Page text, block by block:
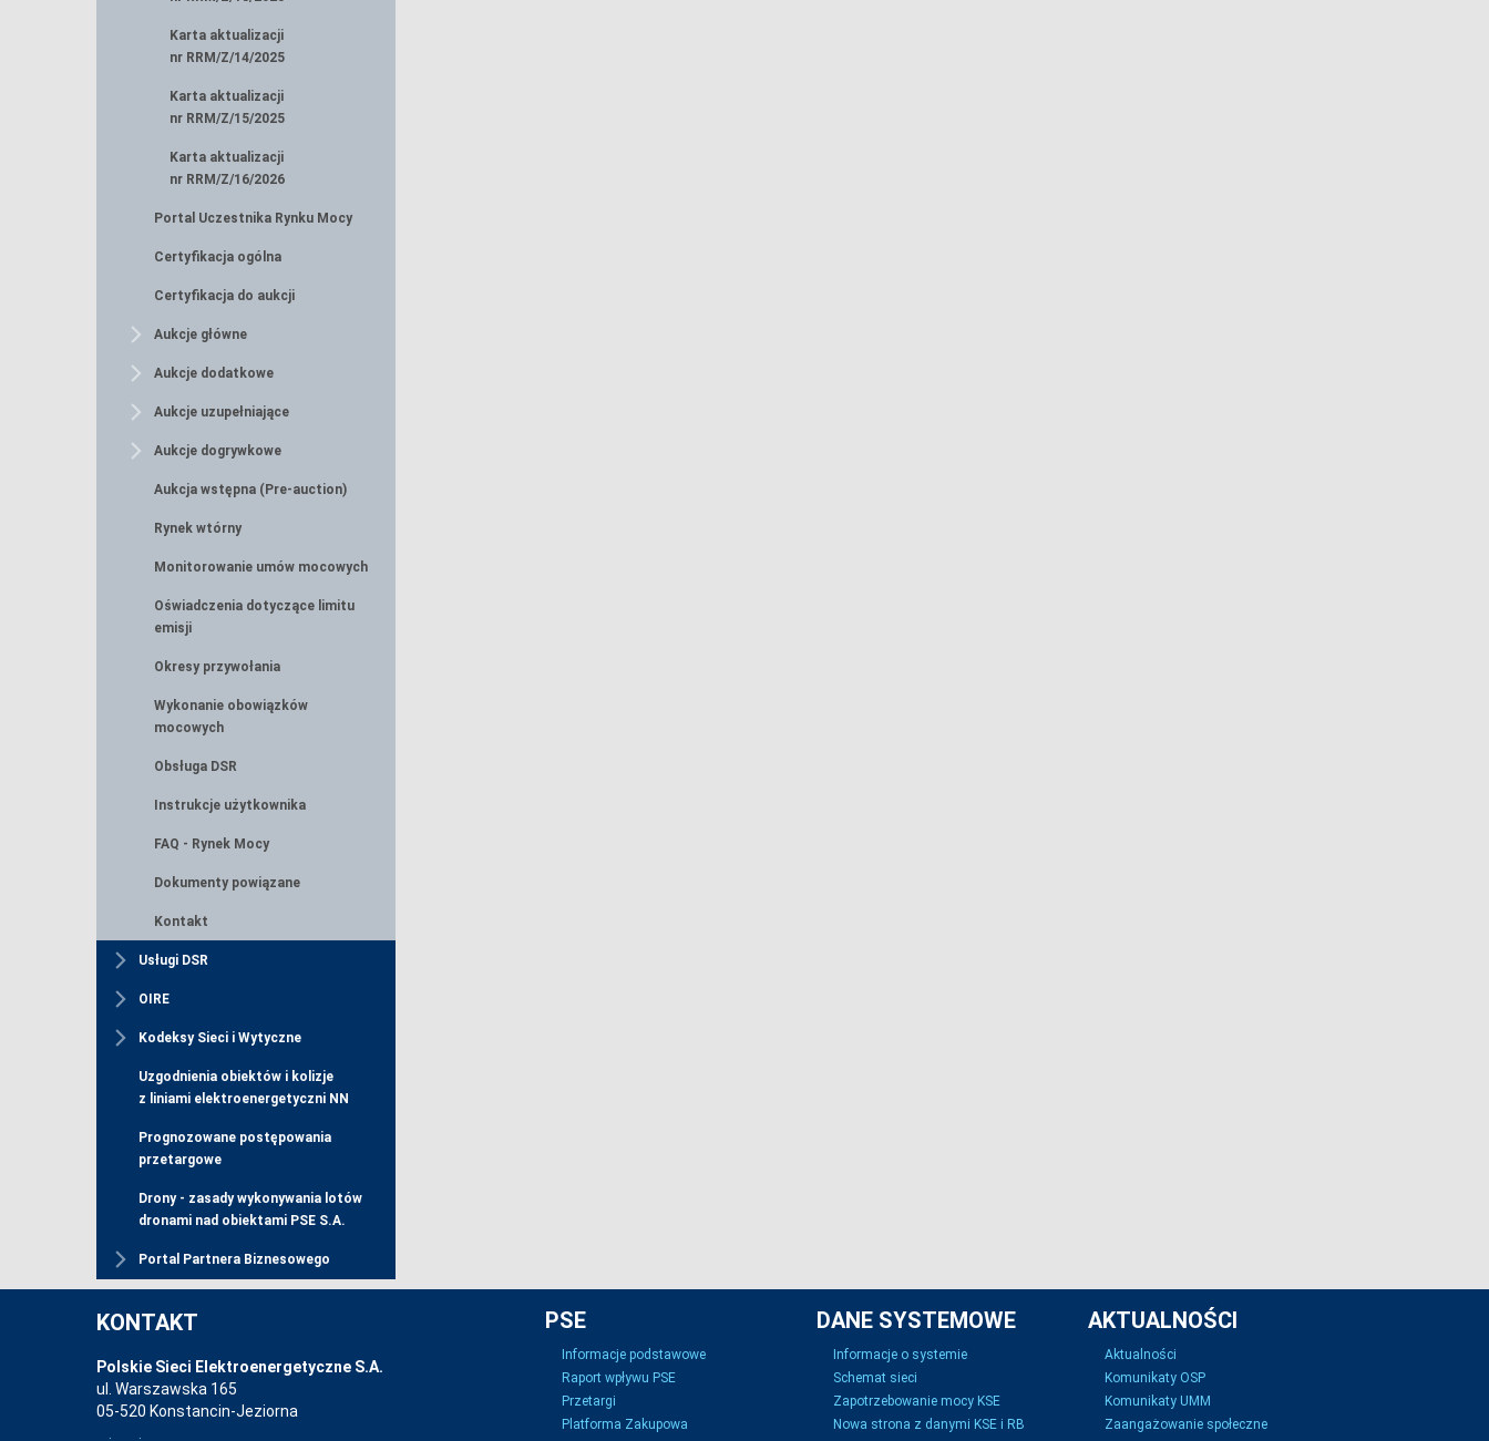
Karta aktualizacji
nr RRM/Z/14/2025
Karta aktualizacji
nr RRM/Z/15/2025
Karta aktualizacji
nr RRM/Z/16/2026
Portal Uczestnika Rynku Mocy
Certyfikacja ogólna
Certyfikacja do aukcji
Aukcje główne
Aukcje dodatkowe
Aukcje uzupełniające
Aukcje dogrywkowe
Aukcja wstępna (Pre-auction)
Rynek wtórny
Monitorowanie umów mocowych
Oświadczenia dotyczące limitu
emisji
Okresy przywołania
Wykonanie obowiązków
mocowych
Obsługa DSR
Instrukcje użytkownika
FAQ - Rynek Mocy
Dokumenty powiązane
Kontakt
Usługi DSR
OIRE
Kodeksy Sieci i Wytyczne
Uzgodnienia obiektów i kolizje
z liniami elektroenergetyczni NN
Prognozowane postępowania
przetargowe
Drony - zasady wykonywania lotów
dronami nad obiektami PSE S.A.
Portal Partnera Biznesowego
KONTAKT
Polskie Sieci Elektroenergetyczne S.A.
ul. Warszawska 165
05-520 Konstancin-Jeziorna
PSE
Informacje podstawowe
Raport wpływu PSE
Przetargi
Platforma Zakupowa
DANE SYSTEMOWE
Informacje o systemie
Schemat sieci
Zapotrzebowanie mocy KSE
Nowa strona z danymi KSE i RB
AKTUALNOŚCI
Aktualności
Komunikaty OSP
Komunikaty UMM
Zaangażowanie społeczne